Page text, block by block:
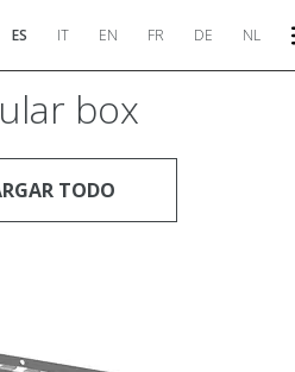
ES IT EN FR DE NL
box
TODO